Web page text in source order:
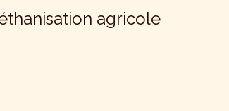
agricole